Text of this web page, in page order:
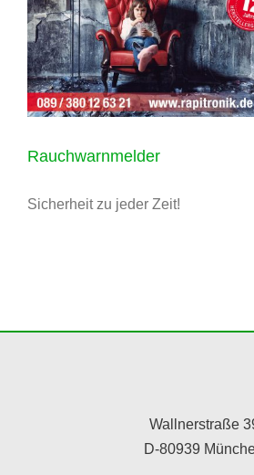
Rauchwarnmelder
Sicherheit zu jeder Zeit!
Wallnerstraße
D-80939